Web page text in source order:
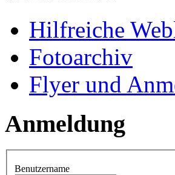
Hilfreiche
Fotoarchiv
Flyer und
Anmeldung
Benutzername